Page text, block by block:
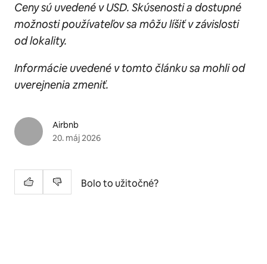
Ceny sú uvedené v USD. Skúsenosti a dostupné
možnosti používateľov sa môžu líšiť v závislosti
od lokality.
Informácie uvedené v tomto článku sa mohli od
uverejnenia zmeniť.
Airbnb
20. máj 2026
Bolo to užitočné?